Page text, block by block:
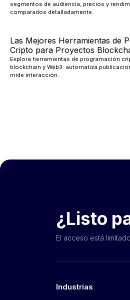
segmentos de audiencia, precios y
comparados detalladamente.
Las Mejores Herramientas de
Cripto para Proyectos
Explora herramientas de programación
blockchain y Web3: automatiza
mide interacción.
¿Listo
El acceso está
Industrias